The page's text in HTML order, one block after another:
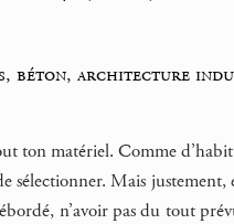
béton, architecture
ton matériel. Comme
Mais justement,
n’avoir pas du tout